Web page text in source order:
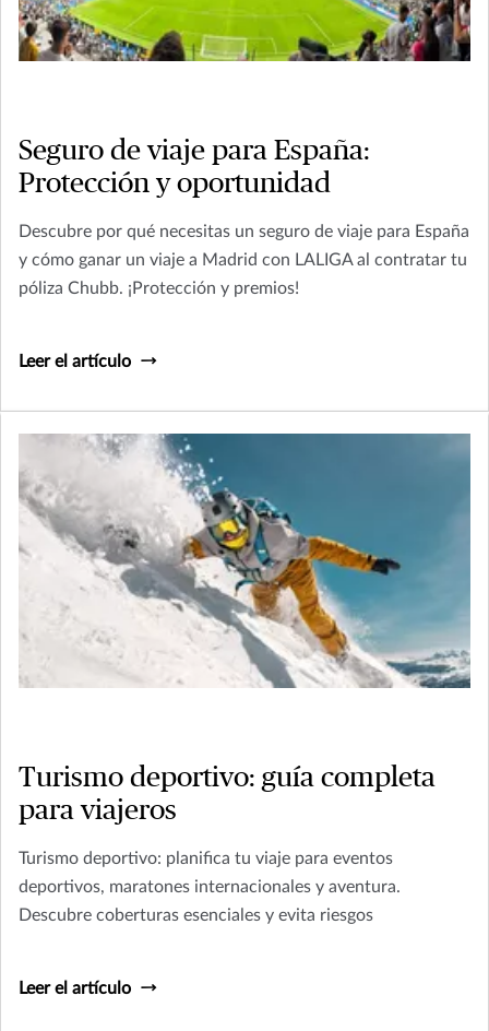
Seguro de viaje para España:
Protección y oportunidad
Descubre por qué necesitas un seguro de viaje para España
y cómo ganar un viaje a Madrid con LALIGA al contratar tu
póliza Chubb. ¡Protección y premios!
Leer el artículo
Turismo deportivo: guía completa
para viajeros
Turismo deportivo: planifica tu viaje para eventos
deportivos, maratones internacionales y aventura.
Descubre coberturas esenciales y evita riesgos
Leer el artículo